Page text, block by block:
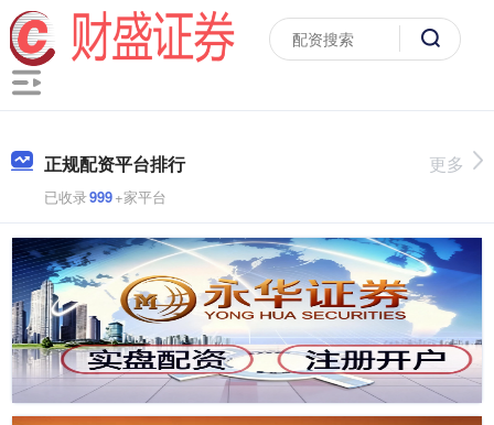
正规配资平台排行
已收录999+家平台
更多